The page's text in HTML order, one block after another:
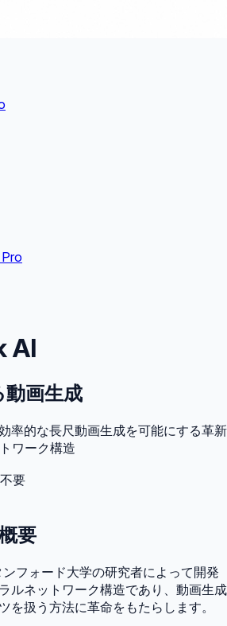
AI
画生成
率的な長尺動画生成を可能にする革新
ワーク構造
要
要
フォード大学の研究者によって開発
ルネットワーク構造であり、動画生成
を扱う方法に革命をもたらします。